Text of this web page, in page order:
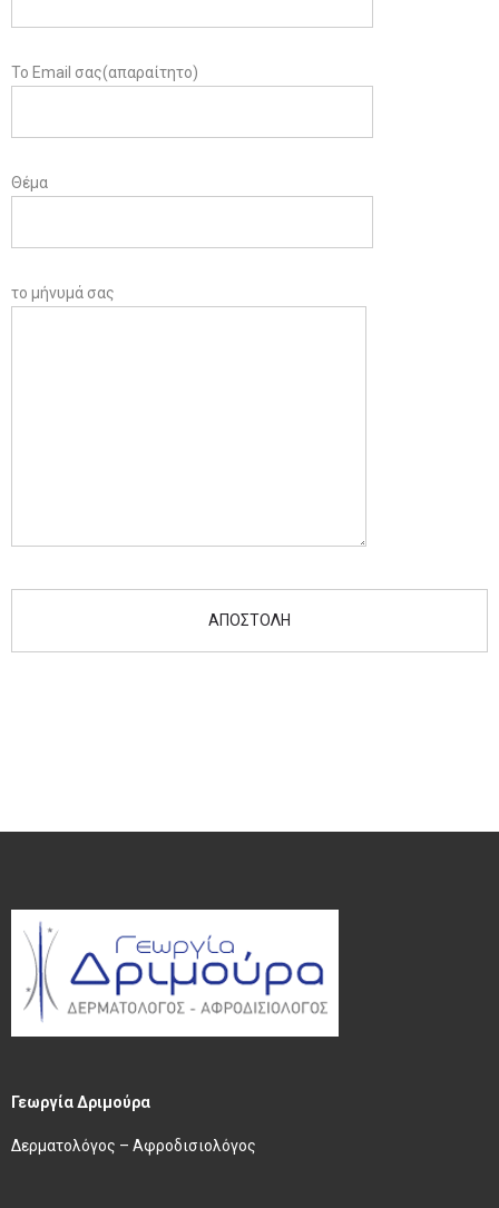
Το Email σας(απαραίτητο)
Θέμα
το μήνυμά σας
Γεωργία Δριμούρα
Δερματολόγος – Αφροδισιολόγος